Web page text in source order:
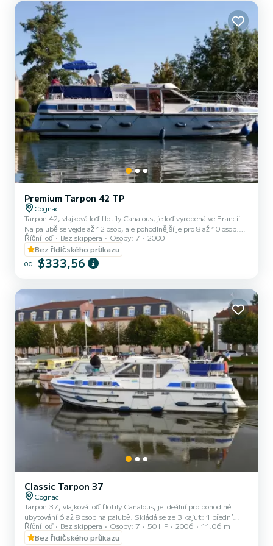
(minitýden) NEBO víkendu bude cena upravena ručn...
Premium Tarpon 42 TP
Cognac
Tarpon 42, vlajková loď flotily Canalous, je loď vyrobená ve Francii.
Na palubě se vejde až 12 osob, ale pohodlnější je pro 8 až 10 osob.
Skládá se ze 4 kajut : 1 přední kajuta s 1 manželskou postelí a 1
samostatným lůžkem, 1 centrální kajuta s 1 manželskou postelí, 1
kajuta s dvojitou zadní stranou na levoboku a 1 zadní kajuta na
pravém boku se 2 samostatnými palandami a 1 samostatným
vybavena kuchyňským koutem, sociálním zařízení...
Říční loď Bez skippera Osoby: 7
2000
Bez řidičského průkazu
od $333,56
Classic Tarpon 37
Cognac
Tarpon 37, vlajková loď flotily Canalous, je ideální pro pohodlné
ubytování 6 až 8 osob na palubě. Skládá se ze 3 kajut: 1 přední
kajuta s 1 manželskou postelí a 1 samostatným lůžkem, 1 zadní
kajuta s 1 manželskou postelí a 1 zadní kajuta na pravoboku se 2
Říční loď Bez skippera Osoby: 7 50 HP 2006
11.06 m
Bez řidičského průkazu